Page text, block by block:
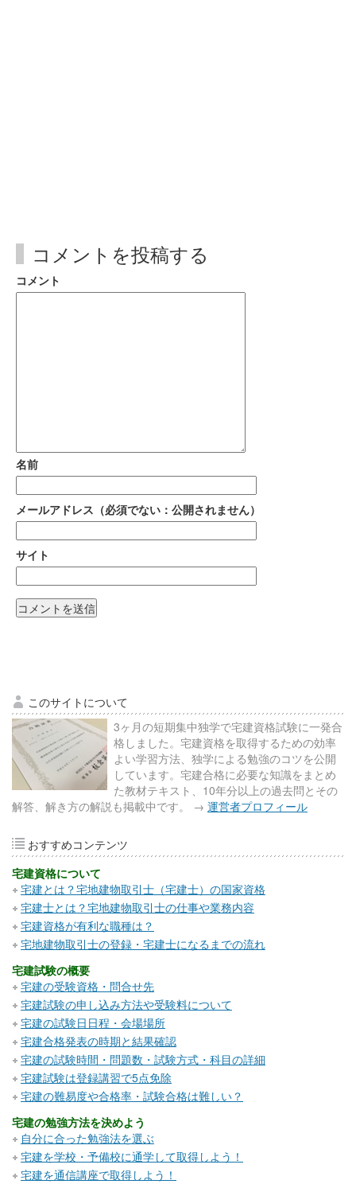
コメントを投稿する
コメント
名前
メールアドレス（必須でない：公開されません）
サイト
このサイトについて
3ヶ月の短期集中独学で宅建資格試験に一発合
格しました。宅建資格を取得するための効率
よい学習方法、独学による勉強のコツを公開
しています。宅建合格に必要な知識をまとめ
た教材テキスト、10年分以上の過去問とその
解答、解き方の解説も掲載中です。 → 運営者プロフィール
おすすめコンテンツ
宅建資格について
宅建とは？宅地建物取引士（宅建士）の国家資格
宅建士とは？宅地建物取引士の仕事や業務内容
宅建資格が有利な職種は？
宅地建物取引士の登録・宅建士になるまでの流れ
宅建試験の概要
宅建の受験資格・問合せ先
宅建試験の申し込み方法や受験料について
宅建の試験日日程・会場場所
宅建合格発表の時期と結果確認
宅建の試験時間・問題数・試験方式・科目の詳細
宅建試験は登録講習で5点免除
宅建の難易度や合格率・試験合格は難しい？
宅建の勉強方法を決めよう
自分に合った勉強法を選ぶ
宅建を学校・予備校に通学して取得しよう！
宅建を通信講座で取得しよう！